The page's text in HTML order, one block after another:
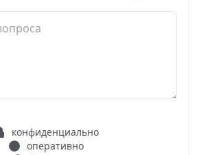
конфиденциально
оперативно